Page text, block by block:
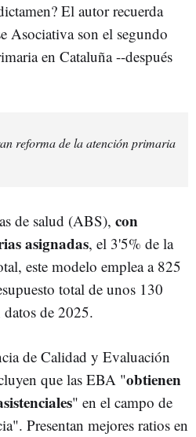
El autor recuerda
Asociativa son el segundo
en Cataluña --después
reforma de la atención primaria
de salud (ABS), con
asignadas, el 3'5% de la
este modelo emplea a 825
total de unos 130
de 2025.
de Calidad y Evaluación
que las EBA "obtienen
" en el campo de
Presentan mejores ratios en